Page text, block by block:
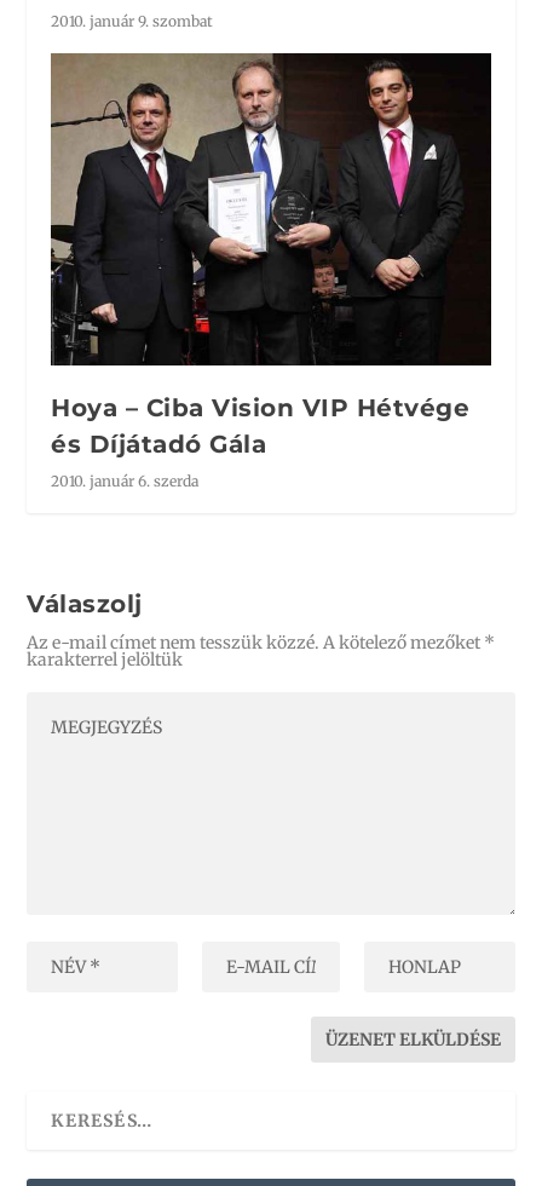
2010. január 9. szombat
Hoya – Ciba Vision VIP Hétvége
és Díjátadó Gála
2010. január 6. szerda
Válaszolj
Az e-mail címet nem tesszük közzé. A kötelező mezőket *
karakterrel jelöltük